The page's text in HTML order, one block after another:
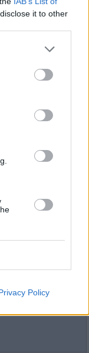
it to other
Policy
Titel
nicht von Kim
Verdacht: Jürgen
erschossen.
mit ihm gründen
neuer „Plenske“...